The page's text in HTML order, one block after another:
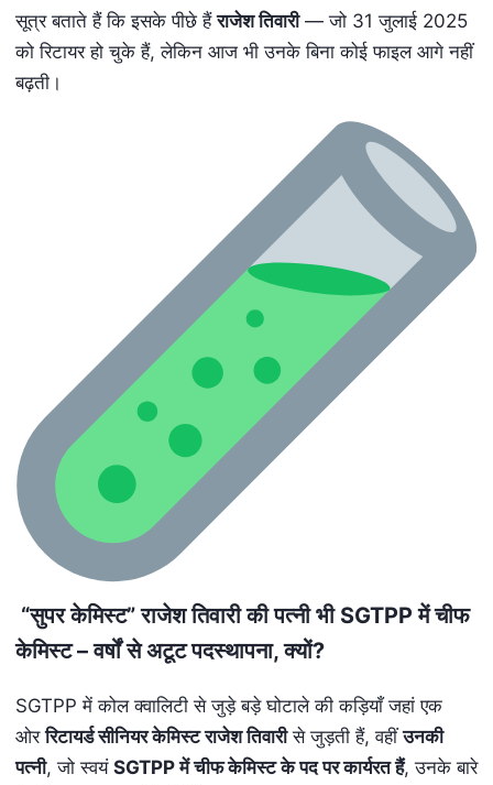
सूत्र बताते हैं कि इसके पीछे हैंराजेश तिवारी— जो 31 जुलाई 2025
को रिटायर हो चुके हैं, लेकिन आज भी उनके बिना कोई फाइल आगे नहीं
बढ़ती।
“सुपर केमिस्ट” राजेश तिवारी की पत्नी भी SGTPPमें चीफ
केमिस्ट – वर्षों से अटूट पदस्थापना,क्यों?
SGTPP में कोल क्वालिटी से जुड़े बड़े घोटाले की कड़ियाँ जहां एक
ओररिटायर्ड सीनियर केमिस्ट राजेश तिवारीसे जुड़ती हैं, वहींउनकी
पत्नी, जो स्वयं SGTPPमें चीफ केमिस्ट के पद पर कार्यरत हैं, उनके बारे